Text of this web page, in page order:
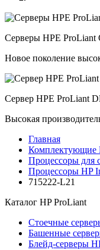
Серверы HPE ProLiant
Новое поколение
Сервер HPE ProLiant
Высокая
Главная
Комплектующие
Процессоры для
Процессоры HP
715222-L21
Каталог HP ProLiant
Стоечные
Башенные
Блейд-серверы